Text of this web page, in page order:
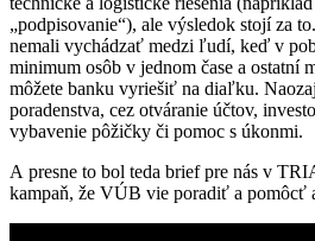
„podpisovanie“), ale výsledok stojí za
nemali vychádzať medzi ľudí, keď v
minimum osôb v jednom čase a ostatní
môžete banku vyriešiť na diaľku.
poradenstva, cez otváranie účtov,
vybavenie pôžičky či pomoc s úkonmi.
A presne to bol teda brief pre nás v
kampaň, že VÚB vie poradiť a pomôcť